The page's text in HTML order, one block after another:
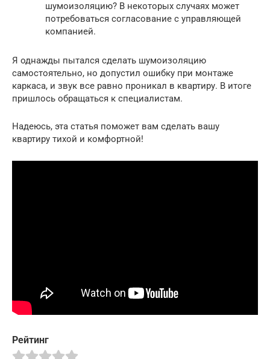
шумоизоляцию? В некоторых случаях может
потребоваться согласование с управляющей
компанией.
Я однажды пытался сделать шумоизоляцию
самостоятельно, но допустил ошибку при монтаже
каркаса, и звук все равно проникал в квартиру. В итоге
пришлось обращаться к специалистам.
Надеюсь, эта статья поможет вам сделать вашу
квартиру тихой и комфортной!
Рейтинг